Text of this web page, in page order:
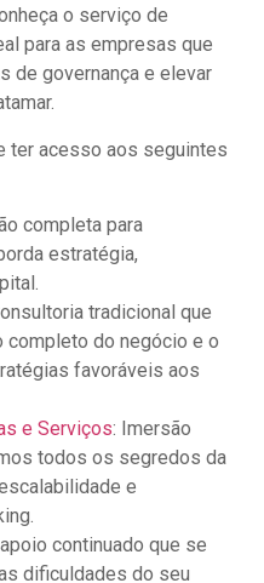
o serviço de
para as empresas que
de governança e elevar
ter acesso aos seguintes
completa para
estratégia,
tradicional que
completo do negócio e o
favoráveis aos
e Serviços: Imersão
todos os segredos da
e
continuado que se
dificuldades do seu